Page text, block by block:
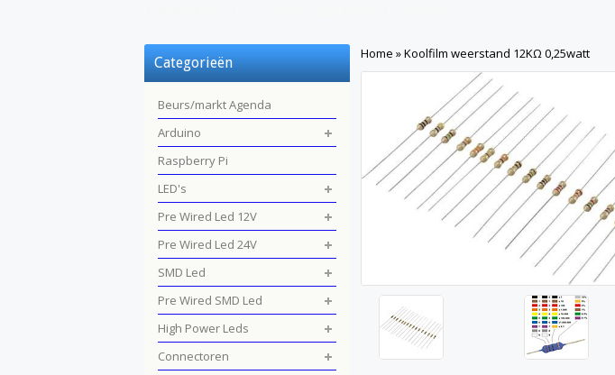
Home »Koolfilm weerstand 12KΩ 0,25watt
Categorieën
Beurs/markt Agenda
Arduino
Raspberry Pi
LED's
Pre Wired Led 12V
Pre Wired Led 24V
SMD Led
Pre Wired SMD Led
High Power Leds
Connectoren